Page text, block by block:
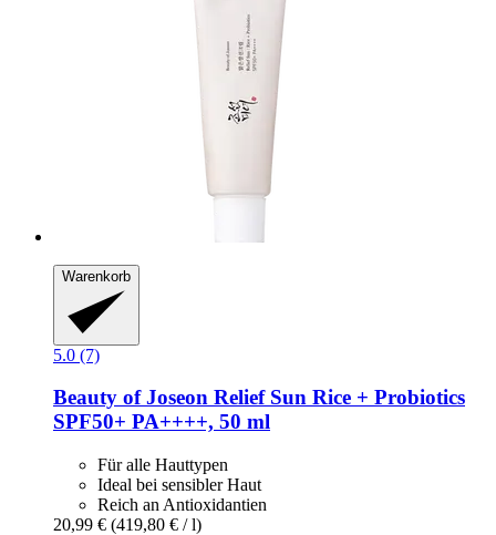
Warenkorb
5.0 (7)
Beauty of Joseon Relief Sun Rice + Probiotics
SPF50+ PA++++, 50 ml
Für alle Hauttypen
Ideal bei sensibler Haut
Reich an Antioxidantien
20,99 € (419,80 € / l)